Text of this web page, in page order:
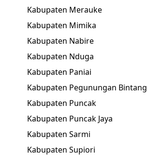
Kabupaten Merauke
Kabupaten Mimika
Kabupaten Nabire
Kabupaten Nduga
Kabupaten Paniai
Kabupaten Pegunungan Bintang
Kabupaten Puncak
Kabupaten Puncak Jaya
Kabupaten Sarmi
Kabupaten Supiori